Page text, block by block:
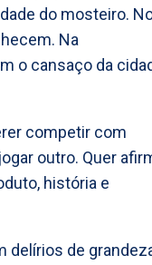
do mosteiro.
Na
o cansaço da
competir com
outro. Quer
história e
delírios de